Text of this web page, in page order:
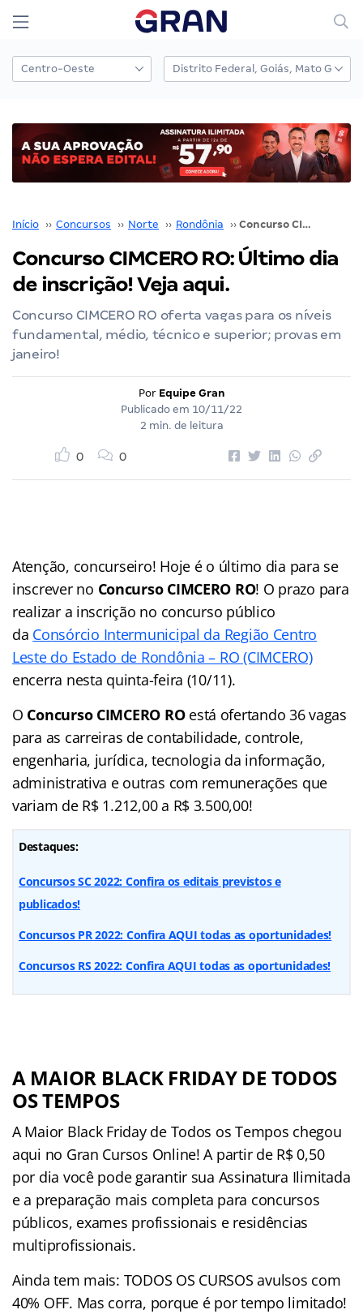
Início ›› Concursos ›› Norte ›› Rondônia ›› Concurso CIMCERO RO: Último dia de inscrição! Veja aqui.
Concurso CIMCERO RO: Último dia
de inscrição! Veja aqui.
Concurso CIMCERO RO oferta vagas para os níveis
fundamental, médio, técnico e superior; provas em
janeiro!
Por Equipe Gran
Publicado em 10/11/22
2 min. de leitura
0 0
Atenção, concurseiro! Hoje é o último dia para se
inscrever no Concurso CIMCERO RO! O prazo para
realizar a inscrição no concurso público
da Consórcio Intermunicipal da Região Centro
Leste do Estado de Rondônia – RO (CIMCERO)
encerra nesta quinta-feira (10/11).
O Concurso CIMCERO ROestá ofertando 36 vagas
para as carreiras de contabilidade, controle,
engenharia, jurídica, tecnologia da informação,
administrativa e outras com remunerações que
variam de R$ 1.212,00 a R$ 3.500,00!
Destaques:
Concursos SC 2022: Confira os editais previstos e
publicados!
Concursos PR 2022: Confira AQUI todas as oportunidades!
Concursos RS 2022: Confira AQUI todas as oportunidades!
A MAIOR BLACK FRIDAY DE TODOS
OS TEMPOS
A Maior Black Friday de Todos os Tempos chegou
aqui no Gran Cursos Online! A partir de R$ 0,50
por dia você pode garantir sua Assinatura Ilimitada
e a preparação mais completa para concursos
públicos, exames profissionais e residências
multiprofissionais.
Ainda tem mais: TODOS OS CURSOS avulsos com
40% OFF. Mas corra, porque é por tempo limitado!